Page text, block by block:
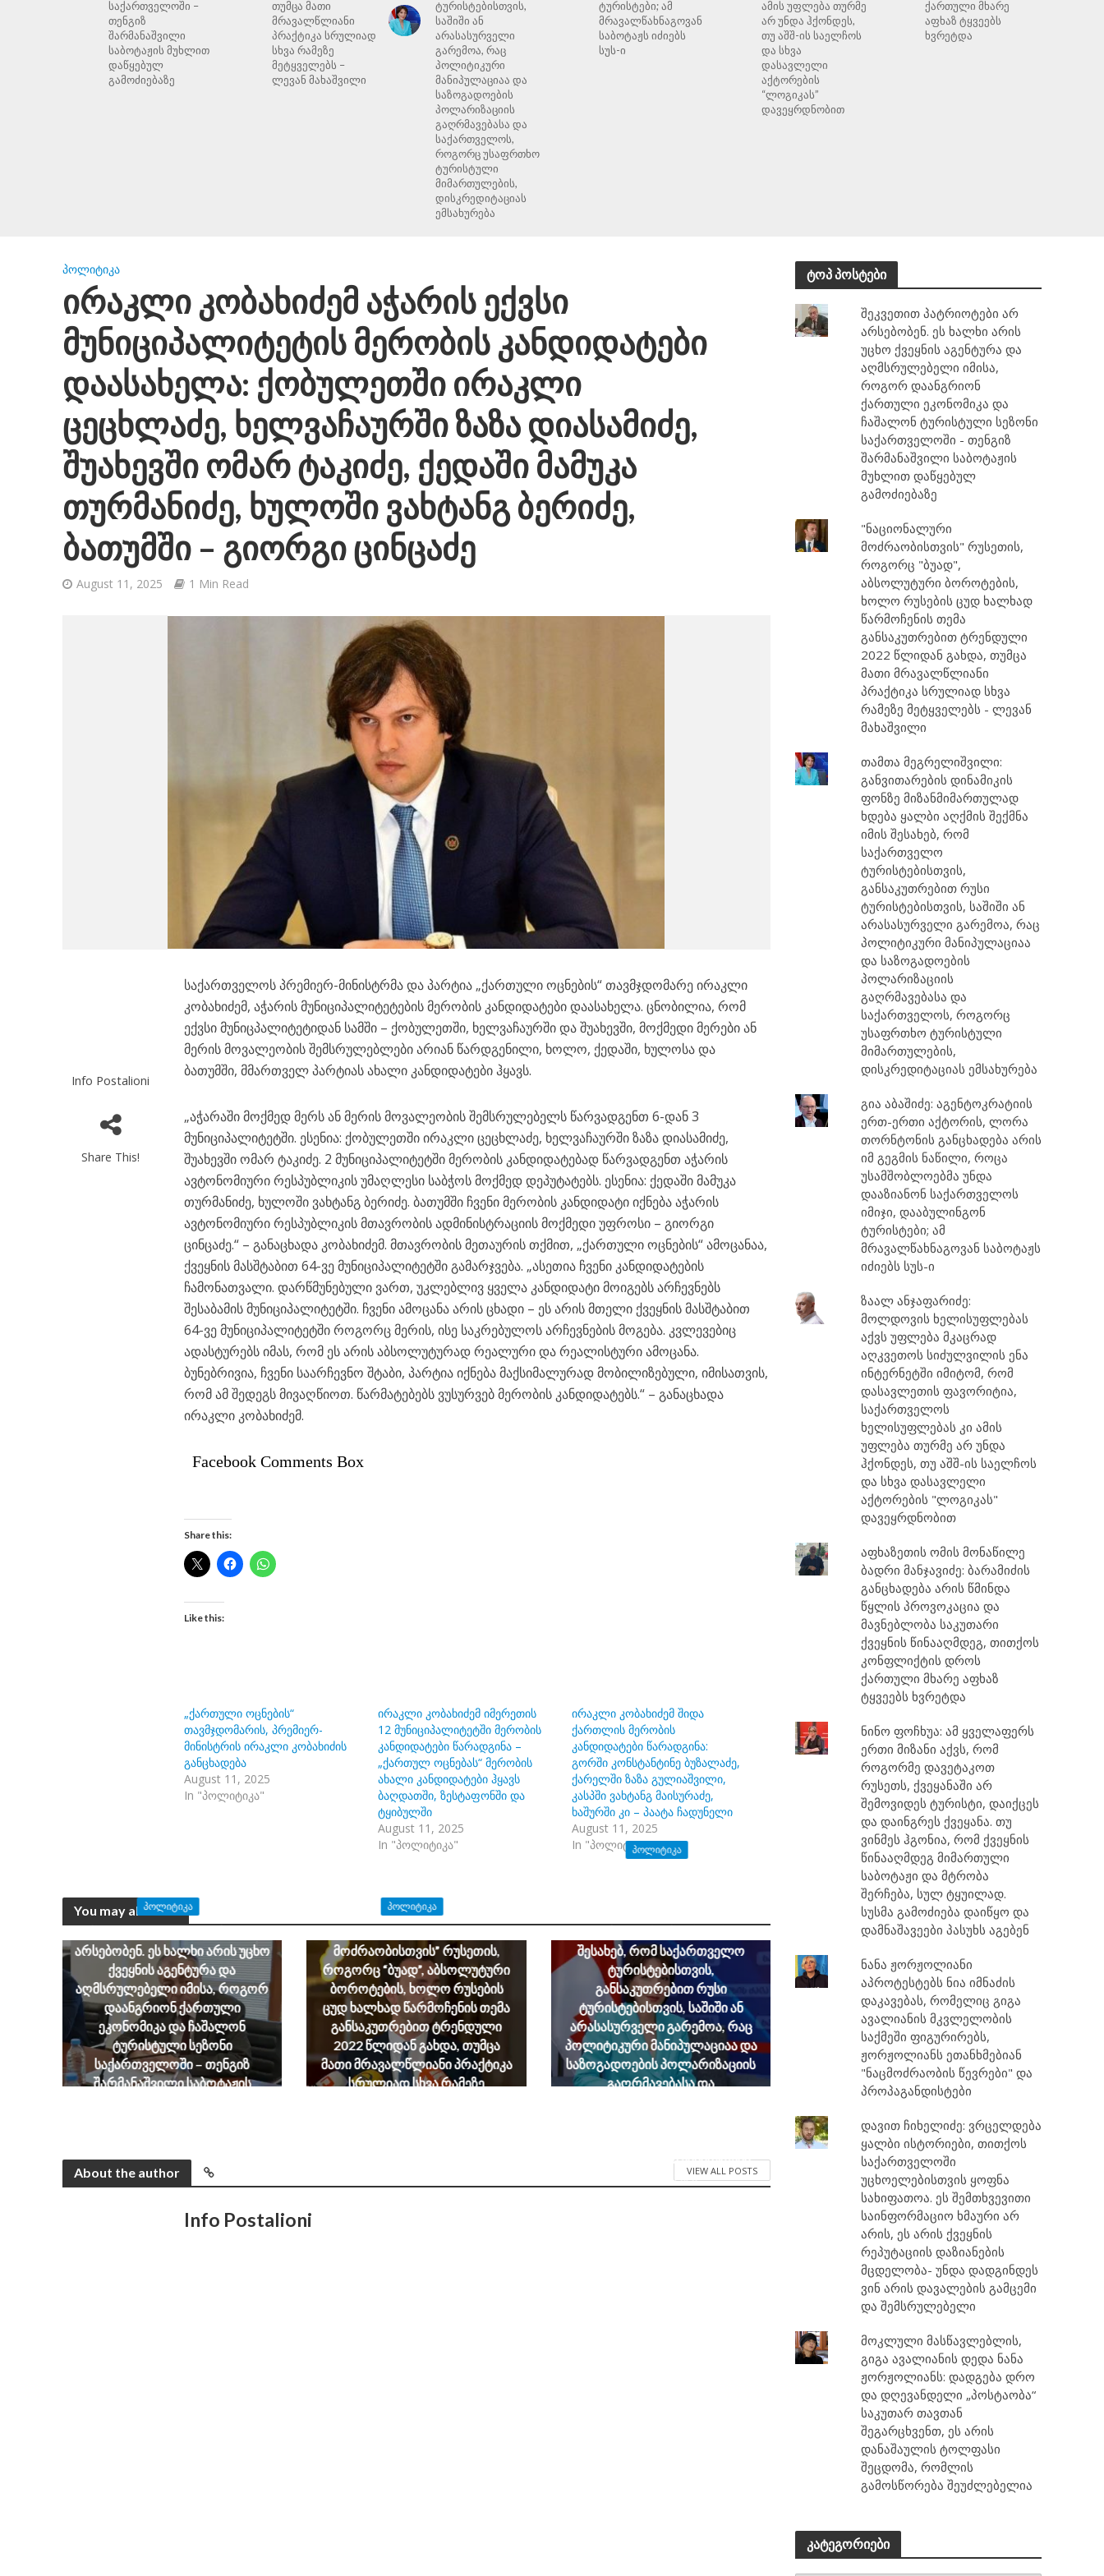
საქართველოში –
თენგიზ
შარმანაშვილი
საბოტაჟის მუხლით
დაწყებულ
გამოძიებაზე
თუმცა მათი
მრავალწლიანი
პრაქტიკა სრულიად
სხვა რამეზე
მეტყველებს –
ლევან მახაშვილი
ტურისტებისთვის,
საშიში ან
არასასურველი
გარემოა, რაც
პოლიტიკური
მანიპულაციაა და
საზოგადოების
პოლარიზაციის
გაღრმავებასა და
საქართველოს,
როგორც უსაფრთხო
ტურისტული
მიმართულების,
დისკრედიტაციას
ემსახურება
ტურისტები; ამ
მრავალწახნაგოვან
საბოტაჟს იძიებს
სუს-ი
ამის უფლება თურმე
არ უნდა ჰქონდეს,
თუ აშშ-ის საელჩოს
და სხვა
დასავლელი
აქტორების
“ლოგიკას”
დავეყრდნობით
ქართული მხარე
აფხაზ ტყვეებს
ხვრეტდა
ᲞᲝᲚᲘᲢᲘᲙᲐ
ირაკლი კობახიძემ აჭარის ექვსი
მუნიციპალიტეტის მერობის კანდიდატები
დაასახელა: ქობულეთში ირაკლი
ცეცხლაძე, ხელვაჩაურში ზაზა დიასამიძე,
შუახევში ომარ ტაკიძე, ქედაში მამუკა
თურმანიძე, ხულოში ვახტანგ ბერიძე,
ბათუმში – გიორგი ცინცაძე
August 11, 2025 1 Min Read
Info Postalioni
Share This!
საქართველოს პრემიერ-მინისტრმა და პარტია „ქართული ოცნების“ თავმჯდომარე ირაკლი
კობახიძემ, აჭარის მუნიციპალიტეტების მერობის კანდიდატები დაასახელა. ცნობილია, რომ
ექვსი მუნიცპალიტეტიდან სამში – ქობულეთში, ხელვაჩაურში და შუახევში, მოქმედი მერები ან
მერის მოვალეობის შემსრულებლები არიან წარდგენილი, ხოლო, ქედაში, ხულოსა და
ბათუმში, მმართველ პარტიას ახალი კანდიდატები ჰყავს.
„აჭარაში მოქმედ მერს ან მერის მოვალეობის შემსრულებელს წარვადგენთ 6-დან 3
მუნიციპალიტეტში. ესენია: ქობულეთში ირაკლი ცეცხლაძე, ხელვაჩაურში ზაზა დიასამიძე,
შუახევში ომარ ტაკიძე. 2 მუნიციპალიტეტში მერობის კანდიდატებად წარვადგენთ აჭარის
ავტონომიური რესპუბლიკის უმაღლესი საბჭოს მოქმედ დეპუტატებს. ესენია: ქედაში მამუკა
თურმანიძე, ხულოში ვახტანგ ბერიძე. ბათუმში ჩვენი მერობის კანდიდატი იქნება აჭარის
ავტონომიური რესპუბლიკის მთავრობის ადმინისტრაციის მოქმედი უფროსი – გიორგი
ცინცაძე.“ – განაცხადა კობახიძემ. მთავრობის მეთაურის თქმით, „ქართული ოცნების“ ამოცანაა,
ქვეყნის მასშტაბით 64-ვე მუნიციპალიტეტში გამარჯვება. „ასეთია ჩვენი კანდიდატების
ჩამონათვალი. დარწმუნებული ვართ, უკლებლივ ყველა კანდიდატი მოიგებს არჩევნებს
შესაბამის მუნიციპალიტეტში. ჩვენი ამოცანა არის ცხადი – ეს არის მთელი ქვეყნის მასშტაბით
64-ვე მუნიციპალიტეტში როგორც მერის, ისე საკრებულოს არჩევნების მოგება. კვლევებიც
ადასტურებს იმას, რომ ეს არის აბსოლუტურად რეალური და რეალისტური ამოცანა.
ბუნებრივია, ჩვენი საარჩევნო შტაბი, პარტია იქნება მაქსიმალურად მობილიზებული, იმისათვის,
რომ ამ შედეგს მივაღწიოთ. წარმატებებს ვუსურვებ მერობის კანდიდატებს.“ – განაცხადა
ირაკლი კობახიძემ.
Facebook Comments Box
Share this:
Like this:
„ქართული ოცნების“
თავმჯდომარის, პრემიერ-
მინისტრის ირაკლი კობახიძის
განცხადება
August 11, 2025
In "პოლიტიკა"
ირაკლი კობახიძემ იმერეთის
12 მუნიციპალიტეტში მერობის
კანდიდატები წარადგინა –
„ქართულ ოცნებას“ მერობის
ახალი კანდიდატები ჰყავს
ბაღდათში, ზესტაფონში და
ტყიბულში
August 11, 2025
In "პოლიტიკა"
ირაკლი კობახიძემ შიდა
ქართლის მერობის
კანდიდატები წარადგინა:
გორში კონსტანტინე ბუზალაძე,
ქარელში ზაზა გულიაშვილი,
კასპში ვახტანგ მაისურაძე,
ხაშურში კი – პაატა ჩადუნელი
August 11, 2025
In "პოლიტიკა"
You may also like
ᲞᲝᲚᲘᲢᲘᲙᲐ
არსებობენ. ეს ხალხი არის უცხო
ქვეყნის აგენტურა და
აღმსრულებელი იმისა, როგორ
დაანგრიონ ქართული
ეკონომიკა და ჩაშალონ
ტურისტული სეზონი
საქართველოში – თენგიზ
შარმანაშვილი საბოტაჟის
ᲞᲝᲚᲘᲢᲘᲙᲐ
მოძრაობისთვის” რუსეთის,
როგორც “ბუად”, აბსოლუტური
ბოროტების, ხოლო რუსების
ცუდ ხალხად წარმოჩენის თემა
განსაკუთრებით ტრენდული
2022 წლიდან გახდა, თუმცა
მათი მრავალწლიანი პრაქტიკა
სრულიად სხვა რამეზე
ᲞᲝᲚᲘᲢᲘᲙᲐ
შესახებ, რომ საქართველო
ტურისტებისთვის,
განსაკუთრებით რუსი
ტურისტებისთვის, საშიში ან
არასასურველი გარემოა, რაც
პოლიტიკური მანიპულაციაა და
საზოგადოების პოლარიზაციის
გაღრმავებასა და
დისკრედიტაციას ემსახურება
August 6, 2026
About the author VIEW ALL POSTS
Info Postalioni
ტოპ პოსტები
შეკვეთით პატრიოტები არ
არსებობენ. ეს ხალხი არის
უცხო ქვეყნის აგენტურა და
აღმსრულებელი იმისა,
როგორ დაანგრიონ
ქართული ეკონომიკა და
ჩაშალონ ტურისტული სეზონი
საქართველოში - თენგიზ
შარმანაშვილი საბოტაჟის
მუხლით დაწყებულ
გამოძიებაზე
"ნაციონალური
მოძრაობისთვის" რუსეთის,
როგორც "ბუად",
აბსოლუტური ბოროტების,
ხოლო რუსების ცუდ ხალხად
წარმოჩენის თემა
განსაკუთრებით ტრენდული
2022 წლიდან გახდა, თუმცა
მათი მრავალწლიანი
პრაქტიკა სრულიად სხვა
რამეზე მეტყველებს - ლევან
მახაშვილი
თამთა მეგრელიშვილი:
განვითარების დინამიკის
ფონზე მიზანმიმართულად
ხდება ყალბი აღქმის შექმნა
იმის შესახებ, რომ
საქართველო
ტურისტებისთვის,
განსაკუთრებით რუსი
ტურისტებისთვის, საშიში ან
არასასურველი გარემოა, რაც
პოლიტიკური მანიპულაციაა
და საზოგადოების
პოლარიზაციის
გაღრმავებასა და
საქართველოს, როგორც
უსაფრთხო ტურისტული
მიმართულების,
დისკრედიტაციას ემსახურება
გია აბაშიძე: აგენტოკრატიის
ერთ-ერთი აქტორის, ლორა
თორნტონის განცხადება არის
იმ გეგმის ნაწილი, როცა
უსამშობლოებმა უნდა
დააზიანონ საქართველოს
იმიჯი, დააბულინგონ
ტურისტები; ამ
მრავალწახნაგოვან საბოტაჟს
იძიებს სუს-ი
ზაალ ანჯაფარიძე:
მოლდოვის ხელისუფლებას
აქვს უფლება მკაცრად
აღკვეთოს სიძულვილის ენა
ინტერნეტში იმიტომ, რომ
დასავლეთის ფავორიტია,
საქართველოს
ხელისუფლებას კი ამის
უფლება თურმე არ უნდა
ჰქონდეს, თუ აშშ-ის საელჩოს
და სხვა დასავლელი
აქტორების "ლოგიკას"
დავეყრდნობით
აფხაზეთის ომის მონაწილე
ბადრი მანჯავიძე: ბარამიძის
განცხადება არის წმინდა
წყლის პროვოკაცია და
მავნებლობა საკუთარი
ქვეყნის წინააღმდეგ, თითქოს
კონფლიქტის დროს
ქართული მხარე აფხაზ
ტყვეებს ხვრეტდა
ნინო ფოჩხუა: ამ ყველაფერს
ერთი მიზანი აქვს, რომ
როგორმე დავეტაკოთ
რუსეთს, ქვეყანაში არ
შემოვიდეს ტურისტი, დაიქცეს
და დაინგრეს ქვეყანა. თუ
ვინმეს ჰგონია, რომ ქვეყნის
წინააღმდეგ მიმართული
საბოტაჟი და მტრობა
შერჩება, სულ ტყუილად.
სუსმა გამოძიება დაიწყო და
დამნაშავეები პასუხს აგებენ
ნანა ჟორჟოლიანი
აპროტესტებს ნია იმნაძის
დაკავებას, რომელიც გიგა
ავალიანის მკვლელობის
საქმეში ფიგურირებს,
ჟორჟოლიანს ეთანხმებიან
"ნაცმოძრაობის წევრები" და
პროპაგანდისტები
დავით ჩიხელიძე: ვრცელდება
ყალბი ისტორიები, თითქოს
საქართველოში
უცხოელებისთვის ყოფნა
სახიფათოა. ეს შემთხვევითი
საინფორმაციო ხმაური არ
არის, ეს არის ქვეყნის
რეპუტაციის დაზიანების
მცდელობა- უნდა დადგინდეს
ვინ არის დავალების გამცემი
და შემსრულებელი
მოკლული მასწავლებლის,
გიგა ავალიანის დედა ნანა
ჟორჟოლიანს: დადგება დრო
და დღევანდელი „პოსტაობა“
საკუთარ თავთან
შეგარცხვენთ, ეს არის
დანაშაულის ტოლფასი
შეცდომა, რომლის
გამოსწორება შეუძლებელია
კატეგორიები